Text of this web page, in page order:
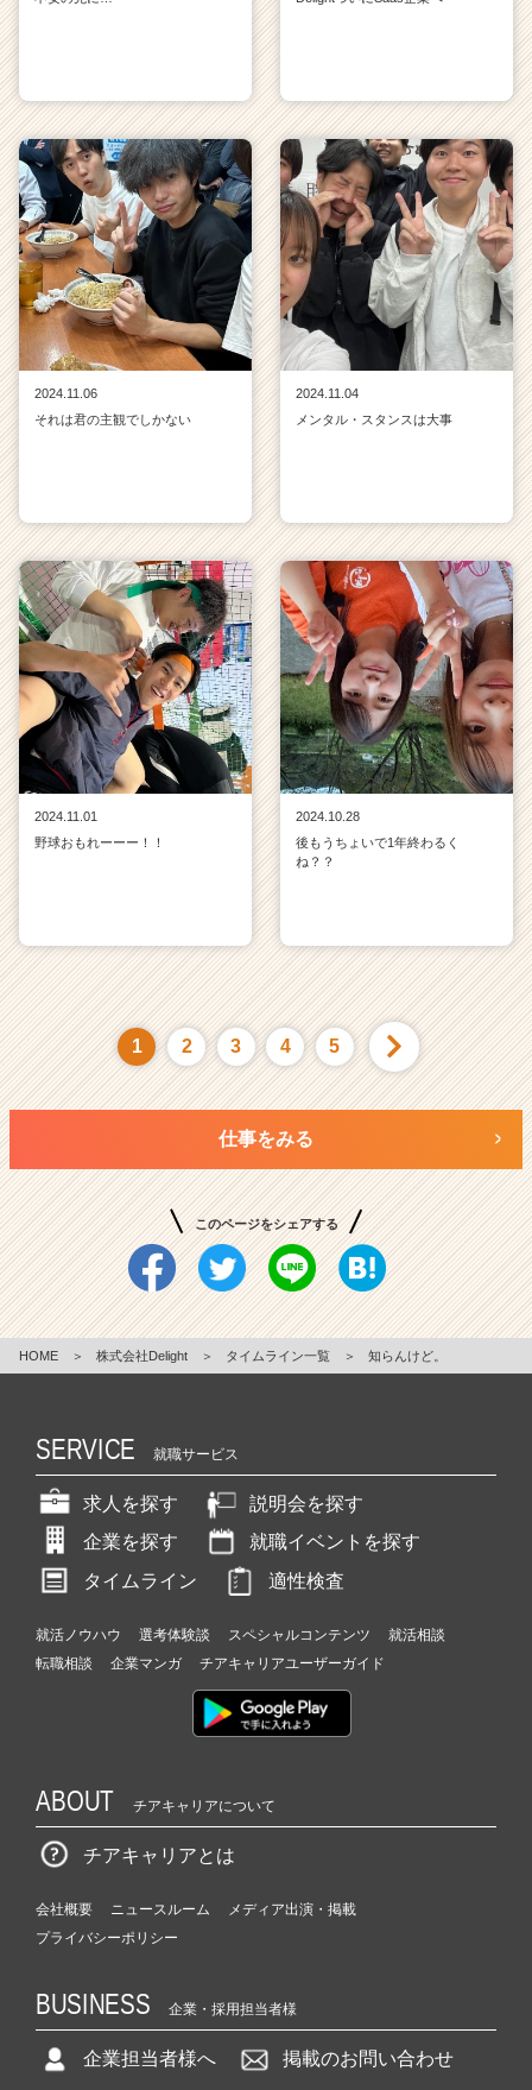
2024.11.06
それは君の主観でしかない
2024.11.04
メンタル・スタンスは大事
2024.11.01
野球おもれーーー！！
2024.10.28
後もうちょいで1年終わるく
ね？？
1 2 3 4 5
仕事をみる
このページをシェアする
HOME ＞ 株式会社Delight ＞ タイムライン一覧 ＞ 知らんけど。
SERVICE 就職サービス
求人を探す
説明会を探す
企業を探す
就職イベントを探す
タイムライン
適性検査
就活ノウハウ 選考体験談 スペシャルコンテンツ
就活相談
転職相談
企業マンガ チアキャリアユーザーガイド
ABOUT チアキャリアについて
チアキャリアとは
会社概要 ニュースルーム
メディア出演・掲載
プライバシーポリシー
BUSINESS 企業・採用担当者様
企業担当者様へ 掲載のお問い合わせ